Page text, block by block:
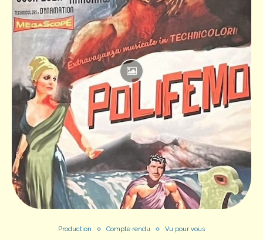
Production Compte rendu Vu pour vous